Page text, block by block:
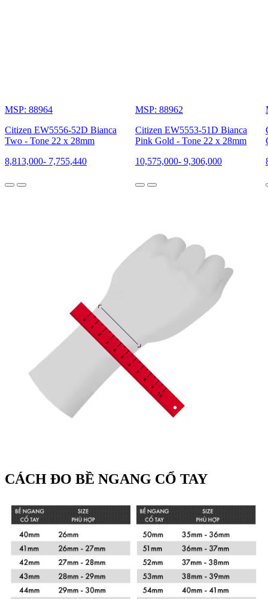
MSP: 88964
Citizen EW5556-52D Bianca
Two - Tone 22 x 28mm
8,813,000- 7,755,440
MSP: 88962
Citizen EW5553-51D Bianca
Pink Gold - Tone 22 x 28mm
10,575,000- 9,306,000
CÁCH ĐO BỀ NGANG CỔ TAY